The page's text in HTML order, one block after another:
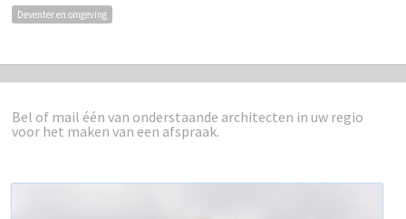
Deventer en omgeving
Bel of mail één van onderstaande architecten in uw regio
voor het maken van een afspraak.